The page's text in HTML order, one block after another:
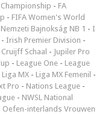
- FA
- FIFA Women's World
Bajnokság NB 1 - I
- Irish Premier Division -
Cruijff Schaal - Jupiler Pro
- League One - League
Liga MX - Liga MX Femenil -
Pro - Nations League -
- NWSL National
Oefen-interlands Vrouwen